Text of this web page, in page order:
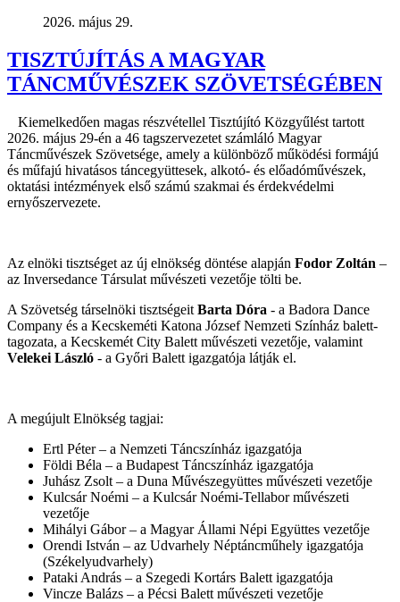
2026. május 29.
TISZTÚJÍTÁS A MAGYAR
TÁNCMŰVÉSZEK SZÖVETSÉGÉBEN
Kiemelkedően magas részvétellel Tisztújító Közgyűlést tartott
2026. május 29-én a 46 tagszervezetet számláló Magyar
Táncművészek Szövetsége, amely a különböző működési formájú
és műfajú hivatásos táncegyüttesek, alkotó- és előadóművészek,
oktatási intézmények első számú szakmai és érdekvédelmi
ernyőszervezete.
Az elnöki tisztséget az új elnökség döntése alapján Fodor Zoltán –
az Inversedance Társulat művészeti vezetője tölti be.
A Szövetség társelnöki tisztségeit Barta Dóra - a Badora Dance
Company és a Kecskeméti Katona József Nemzeti Színház balett-
tagozata, a Kecskemét City Balett művészeti vezetője, valamint
Velekei László - a Győri Balett igazgatója látják el.
A megújult Elnökség tagjai:
Ertl Péter – a Nemzeti Táncszínház igazgatója
Földi Béla – a Budapest Táncszínház igazgatója
Juhász Zsolt – a Duna Művészegyüttes művészeti vezetője
Kulcsár Noémi – a Kulcsár Noémi-Tellabor művészeti
vezetője
Mihályi Gábor – a Magyar Állami Népi Együttes vezetője
Orendi István – az Udvarhely Néptáncműhely igazgatója
(Székelyudvarhely)
Pataki András – a Szegedi Kortárs Balett igazgatója
Vincze Balázs – a Pécsi Balett művészeti vezetője